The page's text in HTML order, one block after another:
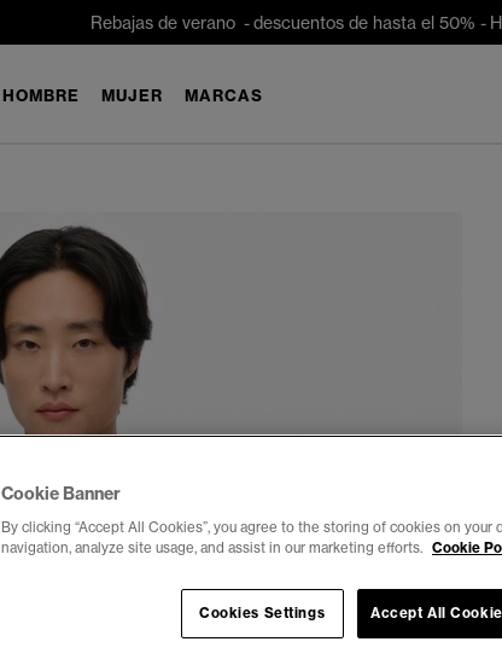
Rebajas de verano - descuentos de hasta el 50% -
HOMBRE MUJER MARCAS
Cookie Banner
By clicking “Accept All Cookies”, you agree to the storing of cookies on your
navigation, analyze site usage, and assist in our marketing efforts. Cookie
Accept All
Cookies Settings